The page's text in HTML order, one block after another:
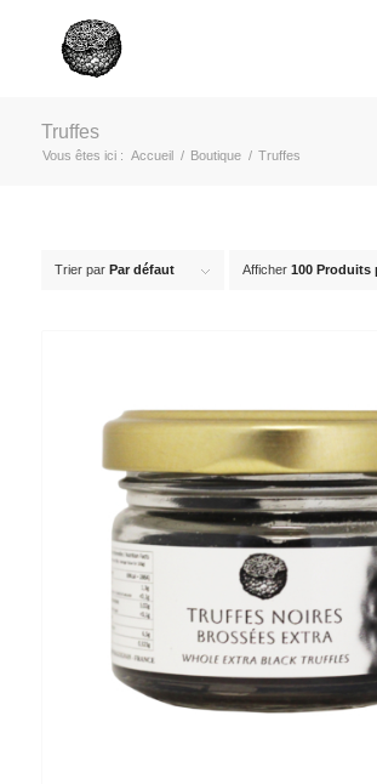
Truffes
Vous êtes ici : Accueil / Boutique / Truffes
Trier par Par défaut Afficher 100 Produits